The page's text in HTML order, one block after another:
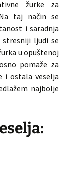
žurke za
taj način se
i saradnja
stresniji ljudi se
u opuštenoj
pomaže za
i ostala veselja
najbolje